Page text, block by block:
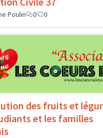
Poulin
0 0
des fruits et
et les familles